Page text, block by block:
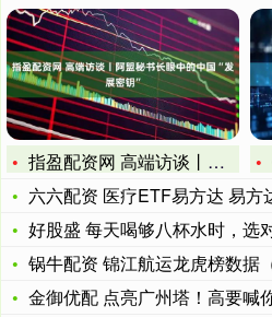
指盈配资网 高端访谈丨阿盟秘书长眼中的中国“发展密钥”
六六配资 医疗ETF易方达 易方达
好股盛 每天喝够八杯水时，选
锅牛配资 锦江航运龙虎榜数据
金御优配 点亮广州塔！高要喊